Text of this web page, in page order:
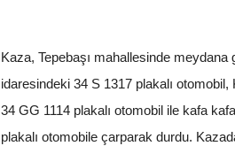
Kaza, Tepebaşı mahallesinde
idaresindeki 34 S 1317 plakalı
34 GG 1114 plakalı otomobil ile kafa
plakalı otomobile çarparak durdu.